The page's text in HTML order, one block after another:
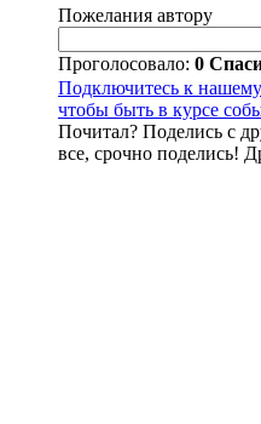
Пожелания автору
Проголосовало: 0
Подключитесь к нашему
чтобы быть в курсе
Почитал? Поделись с
все, срочно поделись!